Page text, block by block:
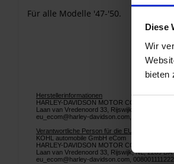
Diese
Wir
bieten
Für alle Modelle '47-'50.
Herstellerinformationen
HARLEY-DAVIDSON MOTOR COMPANY -
Laan van Vredenoord 33, Rijswijk, NL, 2289 DA
eu_ecom@harley-davidson.com, 0080011112223
Verantwortliche Person für die EU
KOHL automobile GmbH eCom
HARLEY-DAVIDSON MOTOR COMPANY -
Laan van Vredenoord 33, Rijswijk, NL, 2289 DA
eu_ecom@harley-davidson.com,